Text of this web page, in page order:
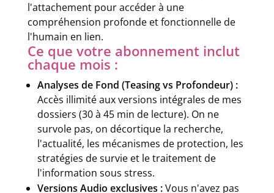
l'attachement pour accéder à une
compréhension profonde et fonctionnelle de
l'humain en lien.
Ce que votre abonnement inclut
chaque mois :
Analyses de Fond (Teasing vs Profondeur) :
Accès illimité aux versions intégrales de mes
dossiers (30 à 45 min de lecture). On ne
survole pas, on décortique la recherche,
l'actualité, les mécanismes de protection, les
stratégies de survie et le traitement de
l'information sous stress.
Versions Audio exclusives :Vous n'avez pas